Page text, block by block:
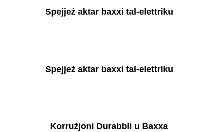
Spejjeż aktar baxxi tal-elettriku
Spejjeż aktar baxxi tal-elettriku
Korrużjoni Durabbli u Baxxa